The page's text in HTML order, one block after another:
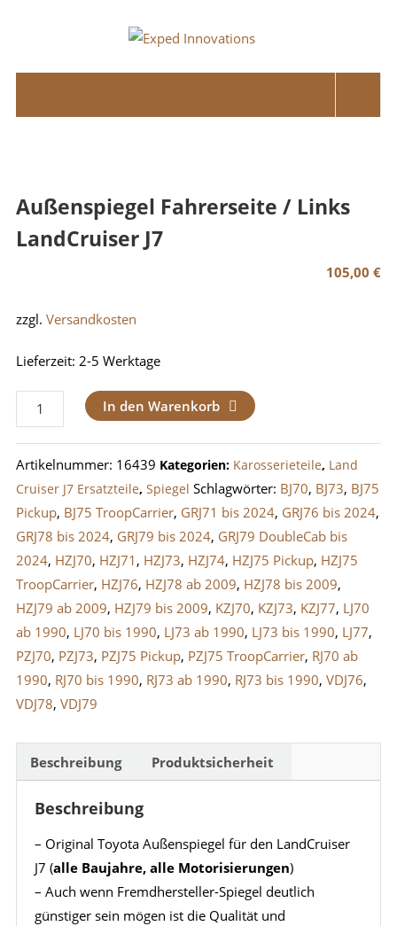
Exped
Adventure
Außenspiegel Fahrerseite / Links
LandCruiser J7
105,00€
zzgl. Versandkosten
Lieferzeit: 2-5 Werktage
Außenspiegel
Fahrerseite
/
Links
LandCruiser
J7
Menge
In den Warenkorb
Artikelnummer: 16439 Kategorien: Karosserieteile, Land
Cruiser J7 Ersatzteile, Spiegel Schlagwörter: BJ70, BJ73, BJ75
Pickup, BJ75 TroopCarrier, GRJ71 bis 2024, GRJ76 bis 2024,
GRJ78 bis 2024, GRJ79 bis 2024, GRJ79 DoubleCab bis
2024, HZJ70, HZJ71 , HZJ73, HZJ74, HZJ75 Pickup, HZJ75
TroopCarrier, HZJ76, HZJ78 ab 2009, HZJ78 bis 2009,
HZJ79 ab 2009, HZJ79 bis 2009, KZJ70, KZJ73, KZJ77, LJ70
ab 1990, LJ70 bis 1990, LJ73 ab 1990, LJ73 bis 1990, LJ77,
PZJ70, PZJ73, PZJ75 Pickup, PZJ75 TroopCarrier, RJ70 ab
1990, RJ70 bis 1990, RJ73 ab 1990, RJ73 bis 1990, VDJ76,
VDJ78, VDJ79
Beschreibung Produktsicherheit
Beschreibung
– Original Toyota Außenspiegel für den LandCruiser
J7 (alle Baujahre, alle Motorisierungen)
– Auch wenn Fremdhersteller-Spiegel deutlich
günstiger sein mögen ist die Qualität und